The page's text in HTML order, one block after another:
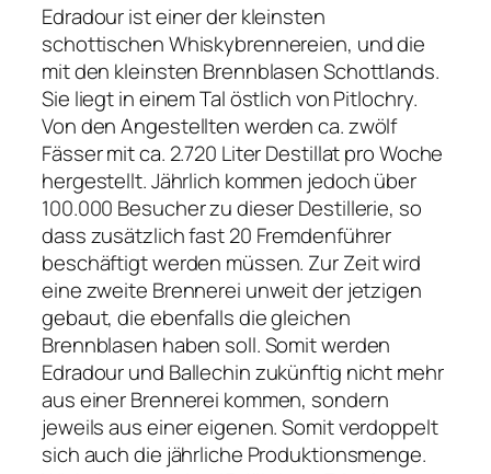
Edradour ist einer der kleinsten
schottischen Whiskybrennereien, und die
mit den kleinsten Brennblasen Schottlands.
Sie liegt in einem Tal östlich von Pitlochry.
Von den Angestellten werden ca. zwölf
Fässer mit ca. 2.720 Liter Destillat pro Woche
hergestellt. Jährlich kommen jedoch über
100.000 Besucher zu dieser Destillerie, so
dass zusätzlich fast 20 Fremdenführer
beschäftigt werden müssen. Zur Zeit wird
eine zweite Brennerei unweit der jetzigen
gebaut, die ebenfalls die gleichen
Brennblasen haben soll. Somit werden
Edradour und Ballechin zukünftig nicht mehr
aus einer Brennerei kommen, sondern
jeweils aus einer eigenen. Somit verdoppelt
sich auch die jährliche Produktionsmenge.